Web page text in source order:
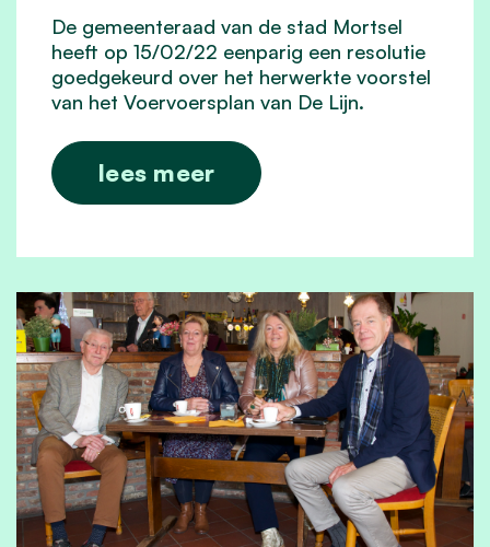
De gemeenteraad van de stad Mortsel
heeft op 15/02/22 eenparig een resolutie
goedgekeurd over het herwerkte voorstel
van het Voervoersplan van De Lijn.
lees meer